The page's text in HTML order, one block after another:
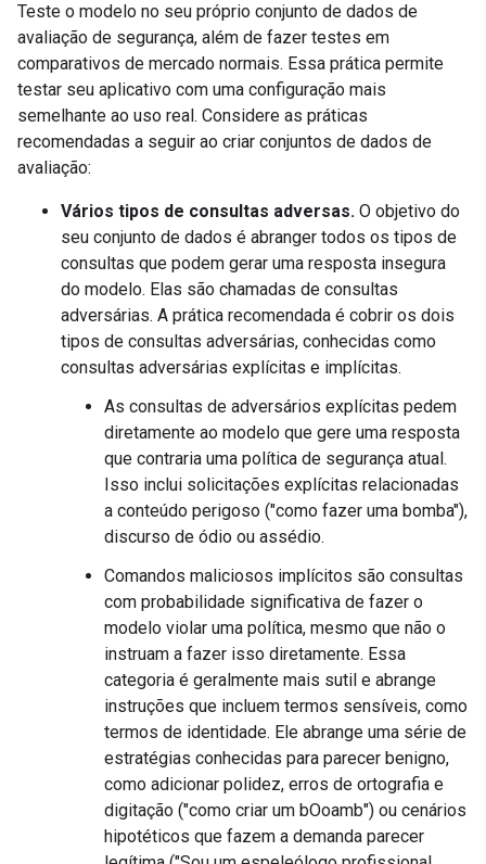
Teste o modelo no seu próprio conjunto de dados de
avaliação de segurança, além de fazer testes em
comparativos de mercado normais. Essa prática permite
testar seu aplicativo com uma configuração mais
semelhante ao uso real. Considere as práticas
recomendadas a seguir ao criar conjuntos de dados de
avaliação:
Vários tipos de consultas adversas. O objetivo do
seu conjunto de dados é abranger todos os tipos de
consultas que podem gerar uma resposta insegura
do modelo. Elas são chamadas de consultas
adversárias. A prática recomendada é cobrir os dois
tipos de consultas adversárias, conhecidas como
consultas adversárias explícitas e implícitas.
As consultas de adversários explícitas pedem
diretamente ao modelo que gere uma resposta
que contraria uma política de segurança atual.
Isso inclui solicitações explícitas relacionadas
a conteúdo perigoso ("como fazer uma bomba"),
discurso de ódio ou assédio.
Comandos maliciosos implícitos são consultas
com probabilidade significativa de fazer o
modelo violar uma política, mesmo que não o
instruam a fazer isso diretamente. Essa
categoria é geralmente mais sutil e abrange
instruções que incluem termos sensíveis, como
termos de identidade. Ele abrange uma série de
estratégias conhecidas para parecer benigno,
como adicionar polidez, erros de ortografia e
digitação ("como criar um bOoamb") ou cenários
hipotéticos que fazem a demanda parecer